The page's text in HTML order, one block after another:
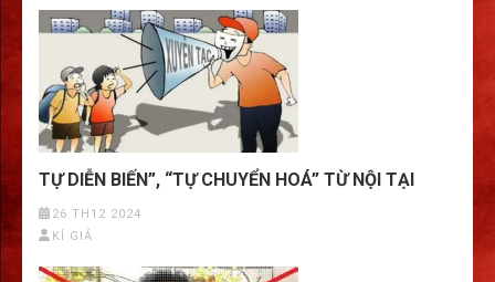
TỰ DIỄN BIẾN”, “TỰ CHUYỂN HOÁ” TỪ NỘI TẠI
26 TH12 2024
KÍ GIẢ